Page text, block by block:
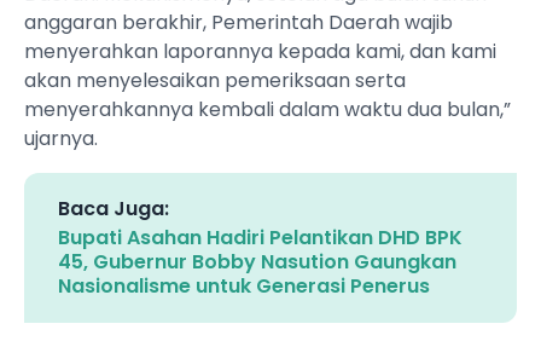
anggaran berakhir, Pemerintah Daerah wajib
menyerahkan laporannya kepada kami, dan kami
akan menyelesaikan pemeriksaan serta
menyerahkannya kembali dalam waktu dua bulan,”
ujarnya.
Baca Juga:
Bupati Asahan Hadiri Pelantikan DHD BPK
45, Gubernur Bobby Nasution Gaungkan
Nasionalisme untuk Generasi Penerus